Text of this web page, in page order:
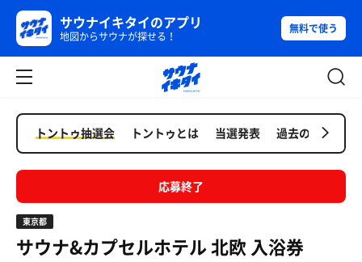
サウナイキタイのアプリ
地図からサウナが探せる！
無料で使う
トントゥ抽選会 トントゥとは 当選発表 過去の抽選会
応募終了
東京都
サウナ&カプセルホテル 北欧 入浴券